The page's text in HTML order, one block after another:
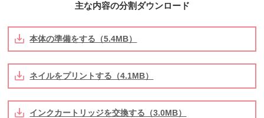
主な内容の分割ダウンロード
本体の準備をする（5.4MB）
ネイルをプリントする（4.1MB）
インクカートリッジを交換する（3.0MB）